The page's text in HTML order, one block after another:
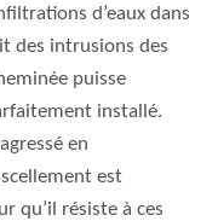
d’eaux dans
des intrusions des
puisse
installé.
en
est
qu’il résiste à ces